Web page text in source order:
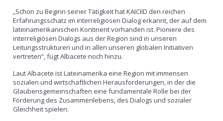
„Schon zu Beginn seiner Tätigkeit hat KAICIID den reichen
Erfahrungsschatz im interreligiösen Dialog erkannt, der auf dem
lateinamerikanischen Kontinent vorhanden ist. Pioniere des
interreligiösen Dialogs aus der Region sind in unseren
Leitungsstrukturen und in allen unseren globalen Initiativen
vertreten“, fügt Albacete noch hinzu.
Laut Albacete ist Lateinamerika eine Region mit immensen
sozialen und wirtschaftlichen Herausforderungen, in der die
Glaubensgemeinschaften eine fundamentale Rolle bei der
Förderung des Zusammenlebens, des Dialogs und sozialer
Gleichheit spielen.